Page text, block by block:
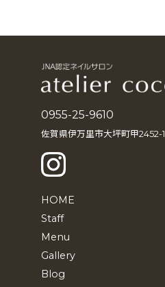
0955-25-9610
佐賀県伊万里市大坪町甲2452-1
HOME
Staff
Menu
Gallery
Blog